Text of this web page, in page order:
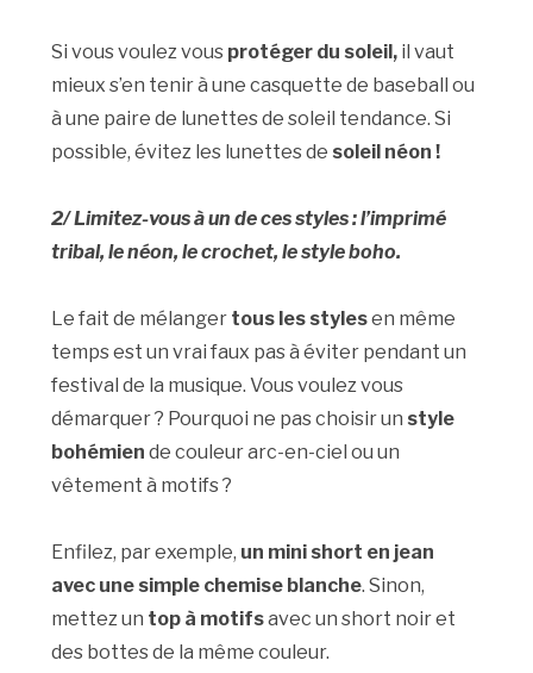
Si vous voulez vous protéger du soleil, il vaut
mieux s’en tenir à une casquette de baseball ou
à une paire de lunettes de soleil tendance. Si
possible, évitez les lunettes de soleil néon !
2/ Limitez-vous à un de ces styles : l’imprimé
tribal, le néon, le crochet, le style boho.
Le fait de mélanger tous les stylesen même
temps est un vrai faux pas à éviter pendant un
festival de la musique. Vous voulez vous
démarquer ? Pourquoi ne pas choisir un style
bohémien de couleur arc-en-ciel ou un
vêtement à motifs ?
Enfilez, par exemple, un mini short en jean
avec une simple chemise blanche. Sinon,
mettez un top à motifsavec un short noir et
des bottes de la même couleur.